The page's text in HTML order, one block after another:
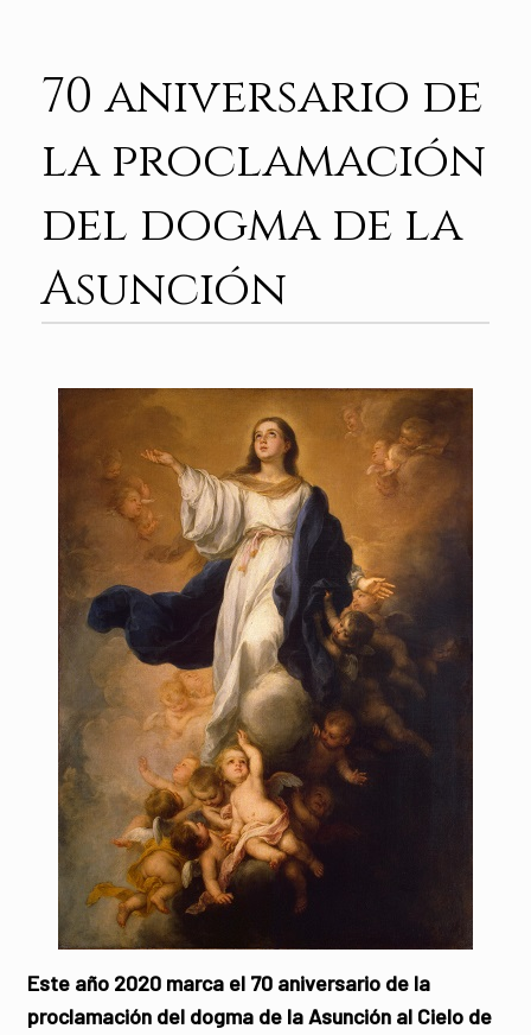
70 aniversario de
la proclamación
del dogma de la
Asunción
Este año 2020 marca el 70 aniversario de la
proclamación del dogma de la Asunción al Cielo de